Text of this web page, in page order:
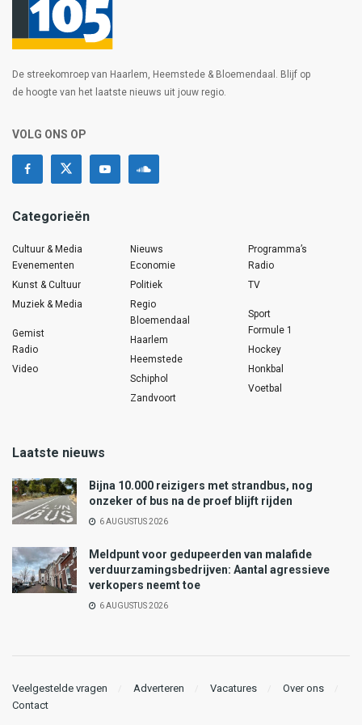
De streekomroep van Haarlem, Heemstede & Bloemendaal. Blijf op
de hoogte van het laatste nieuws uit jouw regio.
VOLG ONS OP
Categorieën
Cultuur & Media
Evenementen
Kunst & Cultuur
Muziek & Media
Gemist
Radio
Video
Nieuws
Economie
Politiek
Regio
Bloemendaal
Haarlem
Heemstede
Schiphol
Zandvoort
Programma’s
Radio
TV
Sport
Formule 1
Hockey
Honkbal
Voetbal
Laatste nieuws
Bijna 10.000 reizigers met strandbus, nog
onzeker of bus na de proef blijft rijden
6 AUGUSTUS 2026
Meldpunt voor gedupeerden van malafide
verduurzamingsbedrijven: Aantal agressieve
verkopers neemt toe
6 AUGUSTUS 2026
Veelgestelde vragen Adverteren Vacatures
Over ons
Contact